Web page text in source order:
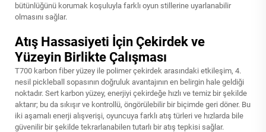
bütünlüğünü korumak koşuluyla farklı oyun stillerine uyarlanabilir
olmasını sağlar.
Atış Hassasiyeti İçin Çekirdek ve
Yüzeyin Birlikte Çalışması
T700 karbon fiber yüzey ile polimer çekirdek arasındaki etkileşim, 4.
nesil pickleball sopasının doğruluk avantajının en belirgin hale geldiği
noktadır. Sert karbon yüzey, enerjiyi çekirdeğe hızlı ve temiz bir şekilde
aktarır; bu da sıkışır ve kontrollü, öngörülebilir bir biçimde geri döner. Bu
iki aşamalı enerji alışverişi, oyuncuya farklı atış türleri ve hızlarda bile
güvenilir bir şekilde tekrarlanabilen tutarlı bir atış tepkisi sağlar.